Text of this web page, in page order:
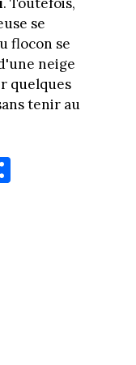
se
flocon se
neige
quelques
tenir au
Pa
rt